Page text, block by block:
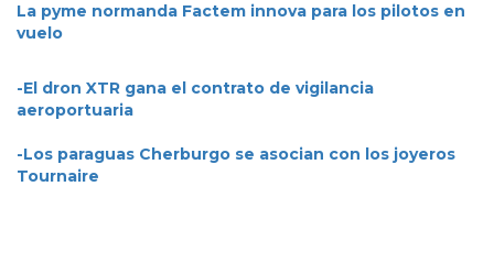
La pyme normanda Factem innova para los pilotos en
vuelo
-El dron XTR gana el contrato de vigilancia
aeroportuaria
-Los paraguas Cherburgo se asocian con los joyeros
Tournaire